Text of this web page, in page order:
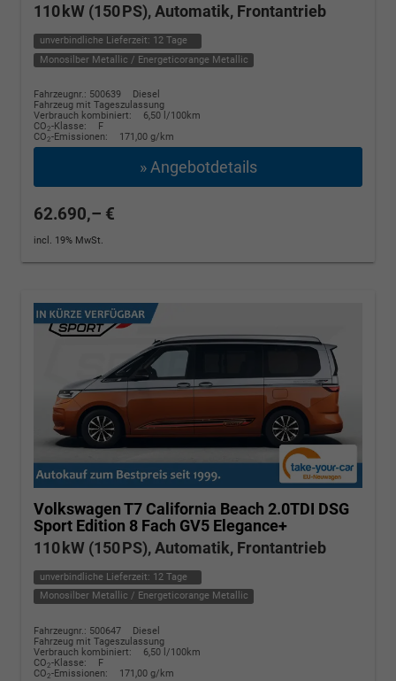
110 kW (150 PS), Automatik, Frontantrieb
unverbindliche Lieferzeit: 12 Tage
Monosilber Metallic / Energeticorange Metallic
Fahrzeugnr.: 500639
Diesel
Fahrzeug mit Tageszulassung
Verbrauch kombiniert:
6,50 l/100km
CO2-Klasse:
F
CO2-Emissionen: 171,00 g/km
» Angebotdetails
62.690,– €
incl. 19% MwSt.
Volkswagen T7 California Beach 2.0TDI DSG
Sport Edition 8 Fach GV5 Elegance+
110 kW (150 PS), Automatik, Frontantrieb
unverbindliche Lieferzeit: 12 Tage
Monosilber Metallic / Energeticorange Metallic
Fahrzeugnr.: 500647
Diesel
Fahrzeug mit Tageszulassung
Verbrauch kombiniert:
6,50 l/100km
CO2-Klasse:
F
CO2-Emissionen: 171,00 g/km